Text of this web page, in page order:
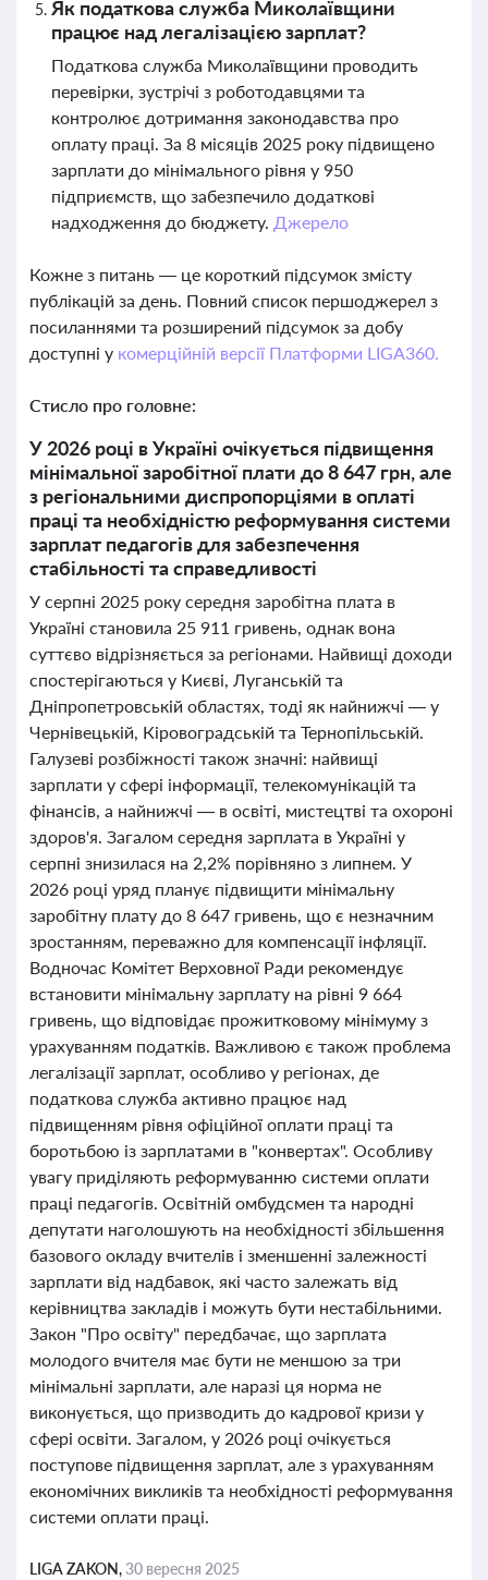
Як податкова служба Миколаївщини
працює над легалізацією зарплат?
Податкова служба Миколаївщини проводить
перевірки, зустрічі з роботодавцями та
контролює дотримання законодавства про
оплату праці. За 8 місяців 2025 року підвищено
зарплати до мінімального рівня у 950
підприємств, що забезпечило додаткові
надходження до бюджету. Джерело
Кожне з питань — це короткий підсумок змісту
публікацій за день. Повний список першоджерел з
посиланнями та розширений підсумок за добу
доступні у комерційній версії Платформи LIGA360.
Стисло про головне:
У 2026 році в Україні очікується підвищення
мінімальної заробітної плати до 8 647 грн, але
з регіональними диспропорціями в оплаті
праці та необхідністю реформування системи
зарплат педагогів для забезпечення
стабільності та справедливості
У серпні 2025 року середня заробітна плата в
Україні становила 25 911 гривень, однак вона
суттєво відрізняється за регіонами. Найвищі доходи
спостерігаються у Києві, Луганській та
Дніпропетровській областях, тоді як найнижчі — у
Чернівецькій, Кіровоградській та Тернопільській.
Галузеві розбіжності також значні: найвищі
зарплати у сфері інформації, телекомунікацій та
фінансів, а найнижчі — в освіті, мистецтві та охороні
здоров'я. Загалом середня зарплата в Україні у
серпні знизилася на 2,2% порівняно з липнем. У
2026 році уряд планує підвищити мінімальну
заробітну плату до 8 647 гривень, що є незначним
зростанням, переважно для компенсації інфляції.
Водночас Комітет Верховної Ради рекомендує
встановити мінімальну зарплату на рівні 9 664
гривень, що відповідає прожитковому мінімуму з
урахуванням податків. Важливою є також проблема
легалізації зарплат, особливо у регіонах, де
податкова служба активно працює над
підвищенням рівня офіційної оплати праці та
боротьбою із зарплатами в "конвертах". Особливу
увагу приділяють реформуванню системи оплати
праці педагогів. Освітній омбудсмен та народні
депутати наголошують на необхідності збільшення
базового окладу вчителів і зменшенні залежності
зарплати від надбавок, які часто залежать від
керівництва закладів і можуть бути нестабільними.
Закон "Про освіту" передбачає, що зарплата
молодого вчителя має бути не меншою за три
мінімальні зарплати, але наразі ця норма не
виконується, що призводить до кадрової кризи у
сфері освіти. Загалом, у 2026 році очікується
поступове підвищення зарплат, але з урахуванням
економічних викликів та необхідності реформування
системи оплати праці.
LIGA ZAKON,30 вересня 2025